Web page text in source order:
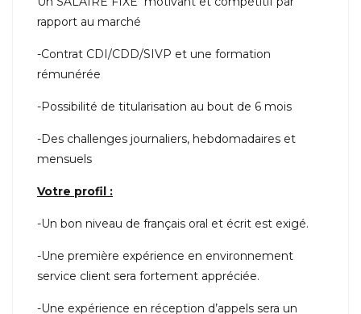
rapport au marché
-Contrat CDI/CDD/SIVP et une formation
rémunérée
-Possibilité de titularisation au bout de 6 mois
-Des challenges journaliers, hebdomadaires et
mensuels
Votre profil :
-Un bon niveau de français oral et écrit est exigé.
-Une première expérience en environnement
service client sera fortement appréciée.
-Une expérience en réception d’appels sera un